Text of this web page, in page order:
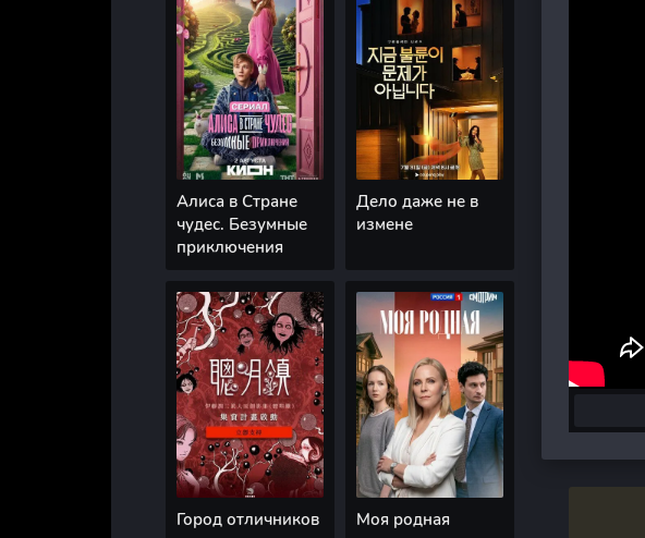
Алиса в Стране
чудес. Безумные
приключения
Дело даже не в
измене
Город отличников Моя родная